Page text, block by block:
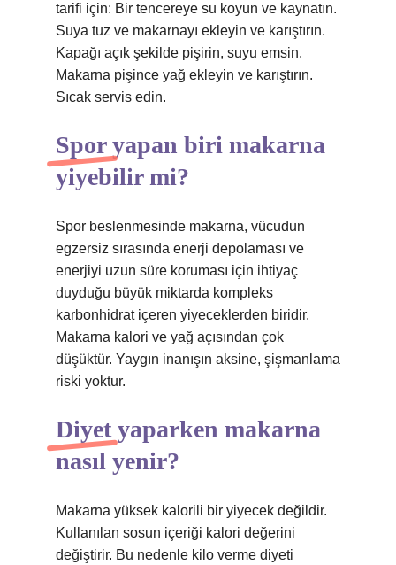
tarifi için: Bir tencereye su koyun ve kaynatın.
Suya tuz ve makarnayı ekleyin ve karıştırın.
Kapağı açık şekilde pişirin, suyu emsin.
Makarna pişince yağ ekleyin ve karıştırın.
Sıcak servis edin.
Spor yapan biri makarna
yiyebilir mi?
Spor beslenmesinde makarna, vücudun
egzersiz sırasında enerji depolaması ve
enerjiyi uzun süre koruması için ihtiyaç
duyduğu büyük miktarda kompleks
karbonhidrat içeren yiyeceklerden biridir.
Makarna kalori ve yağ açısından çok
düşüktür. Yaygın inanışın aksine, şişmanlama
riski yoktur.
Diyet yaparken makarna
nasıl yenir?
Makarna yüksek kalorili bir yiyecek değildir.
Kullanılan sosun içeriği kalori değerini
değiştirir. Bu nedenle kilo verme diyeti